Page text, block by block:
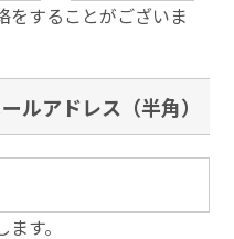
することがございま
ルアドレス（半角）
す。